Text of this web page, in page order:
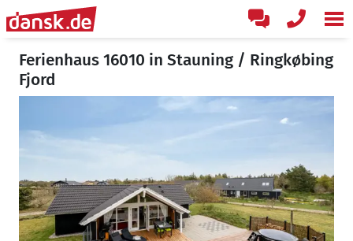
Ferienhaus 16010 in Stauning / Ringkøbing
Fjord